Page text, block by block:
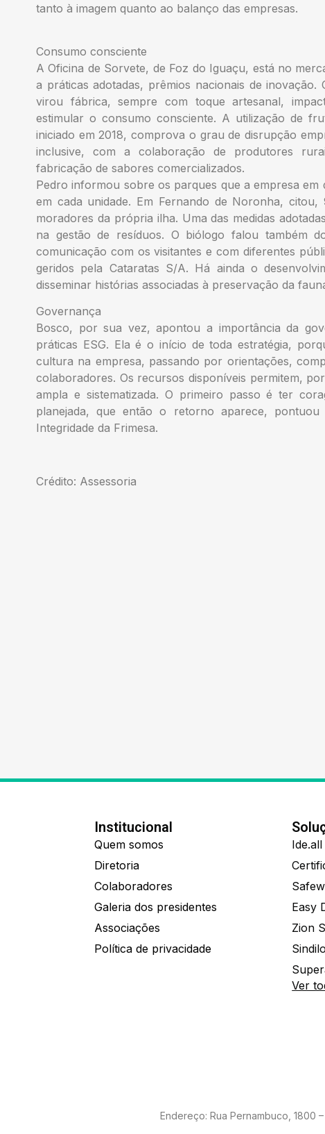
tanto à imagem quanto ao balanço das empresas.
Consumo consciente
A Oficina de Sorvete, de Foz do Iguaçu, está no
a práticas adotadas, prêmios nacionais de
virou fábrica, sempre com toque artesanal,
estimular o consumo consciente. A utilização de
iniciado em 2018, comprova o grau de disrupção
inclusive, com a colaboração de produtores
fabricação de sabores comercializados.
Pedro informou sobre os parques que a empresa em
em cada unidade. Em Fernando de Noronha,
moradores da própria ilha. Uma das medidas
na gestão de resíduos. O biólogo falou também
comunicação com os visitantes e com diferentes
geridos pela Cataratas S/A. Há ainda o
disseminar histórias associadas à preservação da
Governança
Bosco, por sua vez, apontou a importância da
práticas ESG. Ela é o início de toda estratégia,
cultura na empresa, passando por orientações,
colaboradores. Os recursos disponíveis permitem,
ampla e sistematizada. O primeiro passo é ter
planejada, que então o retorno aparece,
Integridade da Frimesa.
Crédito: Assessoria
Institucional
Quem somos
Diretoria
Colaboradores
Galeria dos presidentes
Associações
Política de privacidade
Easy
Ver
Endereço: Rua Pernambuco, 1800